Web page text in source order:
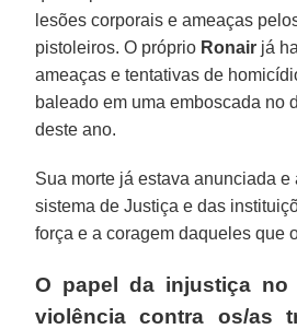
lesões corporais e ameaças
pistoleiros. O próprio Ronair já
ameaças e tentativas de
baleado em uma emboscada no
deste ano.
Sua morte já estava anunciada e
sistema de Justiça e das
força e a coragem daqueles que
O papel da injustiça no
violência contra os/as